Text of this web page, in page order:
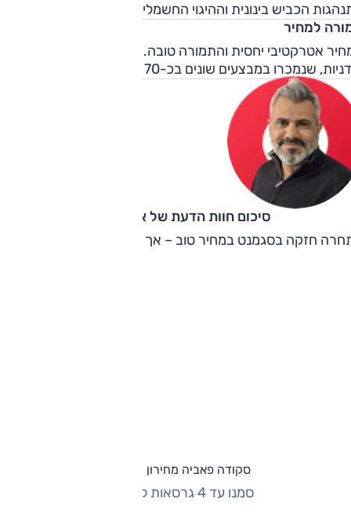
הכביש בינונית וההיגוי החשמלי לא מצטיין, כמו גם
למחיר
שנמכרו במבצעים שונים בכ-70 אלף ש"ח.
סיכום חוות הדעת של אוהד אלגוב
חזקה בסגמנט במחיר טוב – אך הפיאסטה והפולו טובות
סקודה פאביה מחירון וגרסאות
סמנו עד 4 גרסאות להשוואה